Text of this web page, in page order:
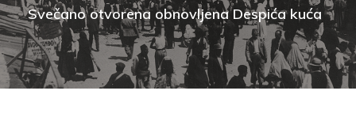
Svečano otvorena obnovljena Despića kuća